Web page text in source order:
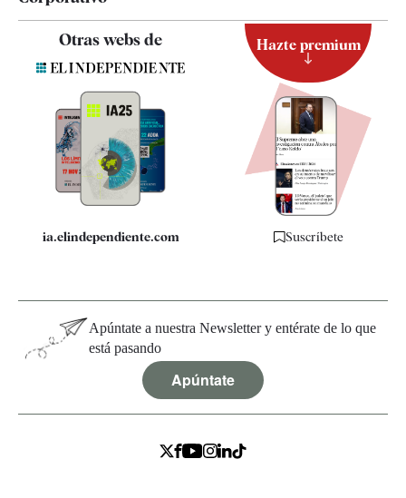
Quiénes somos
Especificaciones
Otras webs de
ia.elindependiente.com
Hazte premium
Suscríbete
Apúntate a nuestra Newsletter y entérate de lo que
está pasando
Apúntate